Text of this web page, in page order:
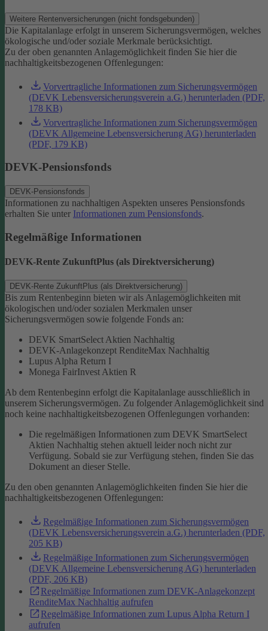
Weitere Rentenversicherungen (nicht fondsgebunden)
Die Kapitalanlage erfolgt in unserem Sicherungsvermögen, welches
ökologische und/oder soziale Merkmale berücksichtigt.
Zu der oben genannten Anlagemöglichkeit finden Sie hier die
nachhaltigkeitsbezogenen Offenlegungen:
Vorvertragliche Informationen zum Sicherungsvermögen
(DEVK Lebensversicherungsverein a.G.) herunterladen (PDF,
178 KB)
Vorvertragliche Informationen zum Sicherungsvermögen
(DEVK Allgemeine Lebensversicherung AG) herunterladen
(PDF, 179 KB)
DEVK-Pensionsfonds
DEVK-Pensionsfonds
Informationen zu nachhaltigen Aspekten unseres Pensionsfonds
erhalten Sie unter Informationen zum Pensionsfonds.
Regelmäßige Informationen
DEVK-Rente ZukunftPlus (als Direktversicherung)
DEVK-Rente ZukunftPlus (als Direktversicherung)
Bis zum Rentenbeginn bieten wir als Anlagemöglichkeiten mit
ökologischen und/oder sozialen Merkmalen unser
Sicherungsvermögen sowie folgende Fonds an:
DEVK SmartSelect Aktien Nachhaltig
DEVK-Anlagekonzept RenditeMax Nachhaltig
Lupus Alpha Return I
Monega FairInvest Aktien R
Ab dem Rentenbeginn erfolgt die Kapitalanlage ausschließlich in
unserem Sicherungsvermögen. Zu folgender Anlagemöglichkeit sind
noch keine nachhaltigkeitsbezogenen Offenlegungen vorhanden:
Die regelmäßigen Informationen zum DEVK SmartSelect
Aktien Nachhaltig stehen aktuell leider noch nicht zur
Verfügung. Sobald sie zur Verfügung stehen, finden Sie das
Dokument an dieser Stelle.
Zu den oben genannten Anlagemöglichkeiten finden Sie hier die
nachhaltigkeitsbezogenen Offenlegungen:
Regelmäßige Informationen zum Sicherungsvermögen
(DEVK Lebensversicherungsverein a.G.) herunterladen (PDF,
205 KB)
Regelmäßige Informationen zum Sicherungsvermögen
(DEVK Allgemeine Lebensversicherung AG) herunterladen
(PDF, 206 KB)
Regelmäßige Informationen zum DEVK-Anlagekonzept
RenditeMax Nachhaltig aufrufen
Regelmäßige Informationen zum Lupus Alpha Return I
aufrufen